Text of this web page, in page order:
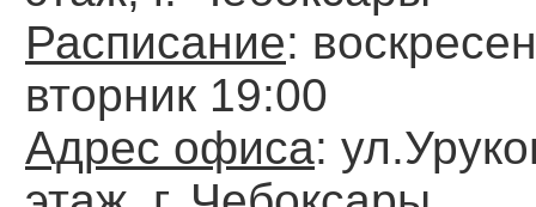
Расписание:
вторник 19:00
Адрес офиса: